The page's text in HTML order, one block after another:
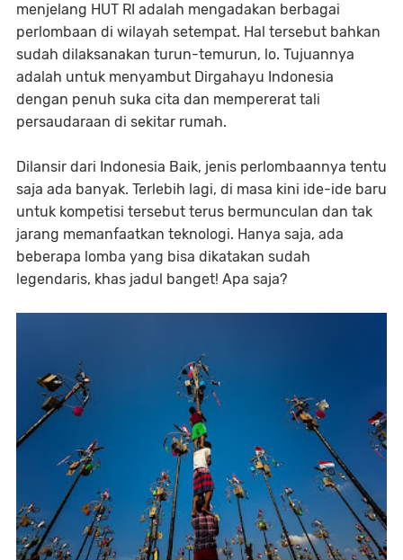
menjelang HUT RI adalah mengadakan berbagai
perlombaan di wilayah setempat. Hal tersebut bahkan
sudah dilaksanakan turun-temurun, lo. Tujuannya
adalah untuk menyambut Dirgahayu Indonesia
dengan penuh suka cita dan mempererat tali
persaudaraan di sekitar rumah.
Dilansir dari Indonesia Baik, jenis perlombaannya tentu
saja ada banyak. Terlebih lagi, di masa kini ide-ide baru
untuk kompetisi tersebut terus bermunculan dan tak
jarang memanfaatkan teknologi. Hanya saja, ada
beberapa lomba yang bisa dikatakan sudah
legendaris, khas jadul banget! Apa saja?